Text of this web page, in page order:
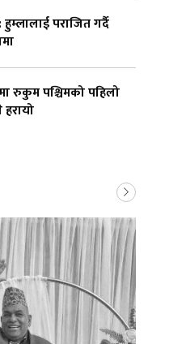
पराजित गर्दै
रुकुम पश्चिमको पहिलो